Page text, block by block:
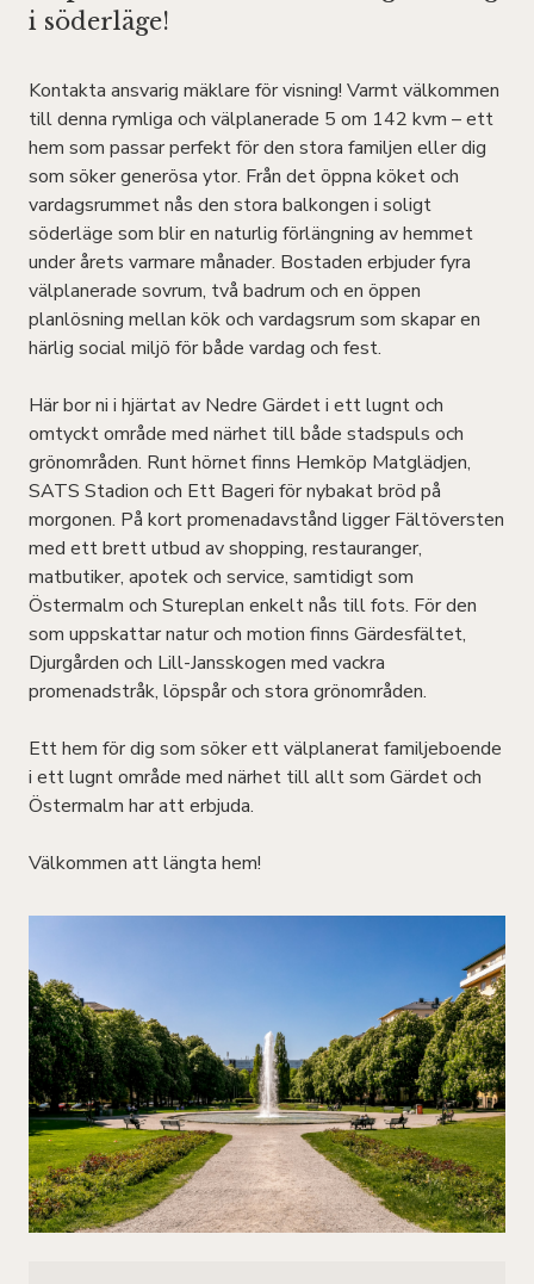
i söderläge!
Kontakta ansvarig mäklare för visning! Varmt välkommen
till denna rymliga och välplanerade 5 om 142 kvm – ett
hem som passar perfekt för den stora familjen eller dig
som söker generösa ytor. Från det öppna köket och
vardagsrummet nås den stora balkongen i soligt
söderläge som blir en naturlig förlängning av hemmet
under årets varmare månader. Bostaden erbjuder fyra
välplanerade sovrum, två badrum och en öppen
planlösning mellan kök och vardagsrum som skapar en
härlig social miljö för både vardag och fest.
Här bor ni i hjärtat av Nedre Gärdet i ett lugnt och
omtyckt område med närhet till både stadspuls och
grönområden. Runt hörnet finns Hemköp Matglädjen,
SATS Stadion och Ett Bageri för nybakat bröd på
morgonen. På kort promenadavstånd ligger Fältöversten
med ett brett utbud av shopping, restauranger,
matbutiker, apotek och service, samtidigt som
Östermalm och Stureplan enkelt nås till fots. För den
som uppskattar natur och motion finns Gärdesfältet,
Djurgården och Lill-Jansskogen med vackra
promenadstråk, löpspår och stora grönområden.
Ett hem för dig som söker ett välplanerat familjeboende
i ett lugnt område med närhet till allt som Gärdet och
Östermalm har att erbjuda.
Välkommen att längta hem!